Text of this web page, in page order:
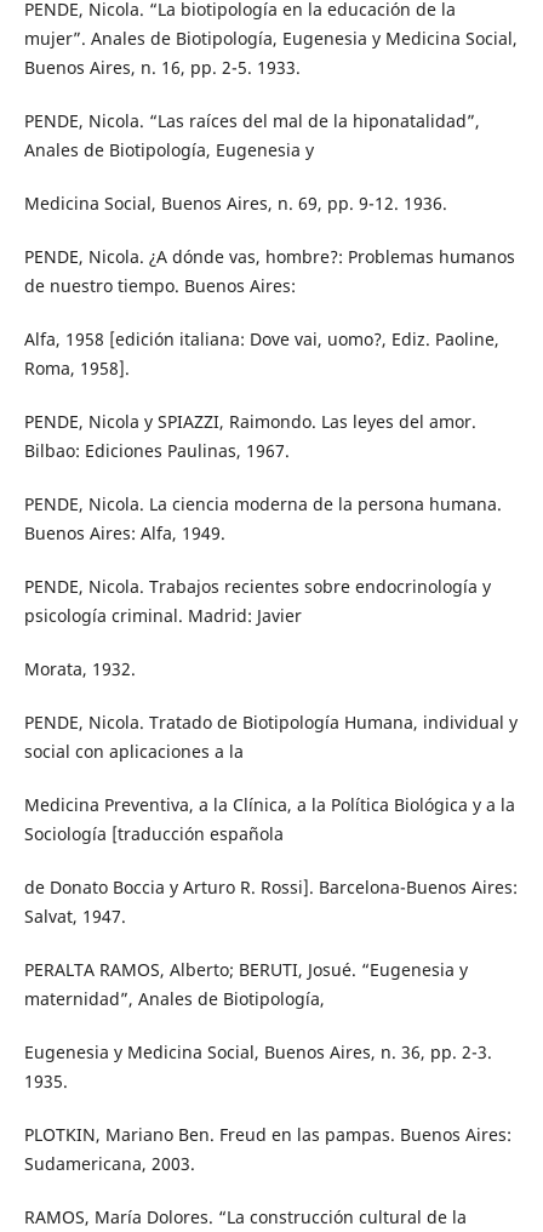
PENDE, Nicola. “La biotipología en la educación de la
mujer”. Anales de Biotipología, Eugenesia y Medicina Social,
Buenos Aires, n. 16, pp. 2-5. 1933.
PENDE, Nicola. “Las raíces del mal de la hiponatalidad”,
Anales de Biotipología, Eugenesia y
Medicina Social, Buenos Aires, n. 69, pp. 9-12. 1936.
PENDE, Nicola. ¿A dónde vas, hombre?: Problemas humanos
de nuestro tiempo. Buenos Aires:
Alfa, 1958 [edición italiana: Dove vai, uomo?, Ediz. Paoline,
Roma, 1958].
PENDE, Nicola y SPIAZZI, Raimondo. Las leyes del amor.
Bilbao: Ediciones Paulinas, 1967.
PENDE, Nicola. La ciencia moderna de la persona humana.
Buenos Aires: Alfa, 1949.
PENDE, Nicola. Trabajos recientes sobre endocrinología y
psicología criminal. Madrid: Javier
Morata, 1932.
PENDE, Nicola. Tratado de Biotipología Humana, individual y
social con aplicaciones a la
Medicina Preventiva, a la Clínica, a la Política Biológica y a la
Sociología [traducción española
de Donato Boccia y Arturo R. Rossi]. Barcelona-Buenos Aires:
Salvat, 1947.
PERALTA RAMOS, Alberto; BERUTI, Josué. “Eugenesia y
maternidad”, Anales de Biotipología,
Eugenesia y Medicina Social, Buenos Aires, n. 36, pp. 2-3.
1935.
PLOTKIN, Mariano Ben. Freud en las pampas. Buenos Aires:
Sudamericana, 2003.
RAMOS, María Dolores. “La construcción cultural de la